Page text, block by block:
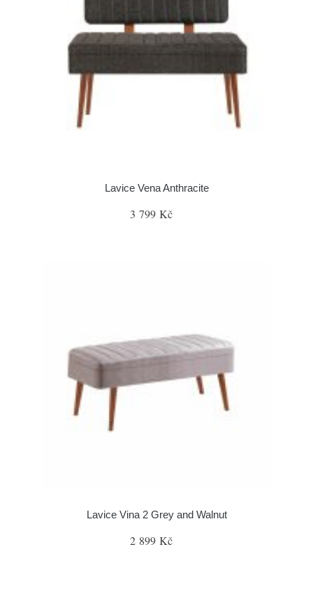
Lavice Vena Anthracite
3 799 Kč
Lavice Vina 2 Grey and Walnut
2 899 Kč